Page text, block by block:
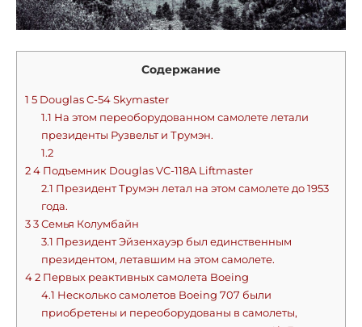
Содержание
1 5 Douglas C-54 Skymaster
1.1 На этом переоборудованном самолете летали
президенты Рузвельт и Трумэн.
1.2
24 Подъемник Douglas VC-118A Liftmaster
2.1 Президент Трумэн летал на этом самолете до 1953
года.
33 Семья Колумбайн
3.1 Президент Эйзенхауэр был единственным
президентом, летавшим на этом самолете.
42 Первых реактивных самолета Boeing
4.1 Несколько самолетов Boeing 707 были
приобретены и переоборудованы в самолеты,